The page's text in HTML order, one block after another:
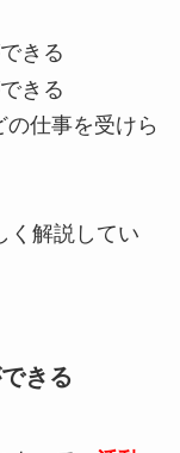
きる
きる
仕事を受けら
く解説してい
きる